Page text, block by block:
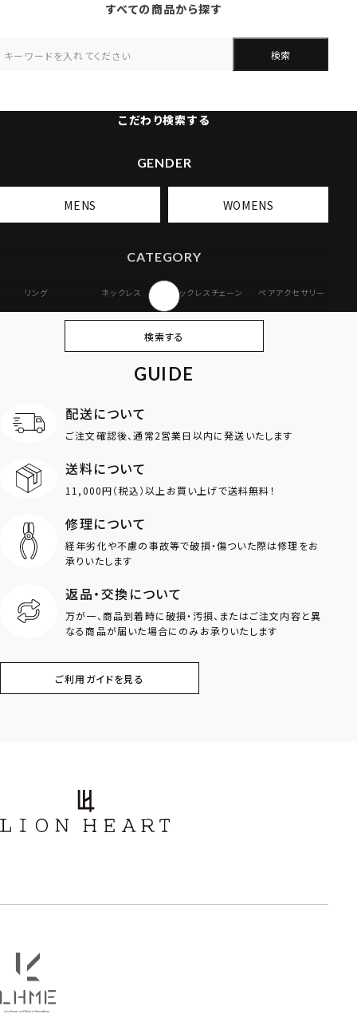
すべての商品から探す
検索
こだわり検索する
GENDER
MENS WOMENS
CATEGORY
リング ネックレス ネックレスチェーン ペアアクセサリー
オンラインストア
ギフトボックス
MOTIF
ダブルリング
ロゴ
クラウン
スター
フラワー
検索する
GUIDE
配送について
ご注文確認後、通常2営業日以内に発送いたします
送料について
11,000円（税込）以上お買い上げで送料無料！
修理について
経年劣化や不慮の事故等で破損・傷ついた際は修理をお
承りいたします
返品・交換について
万が一、商品到着時に破損・汚損、またはご注文内容と異
なる商品が届いた場合にのみお承りいたします
ご利用ガイドを見る